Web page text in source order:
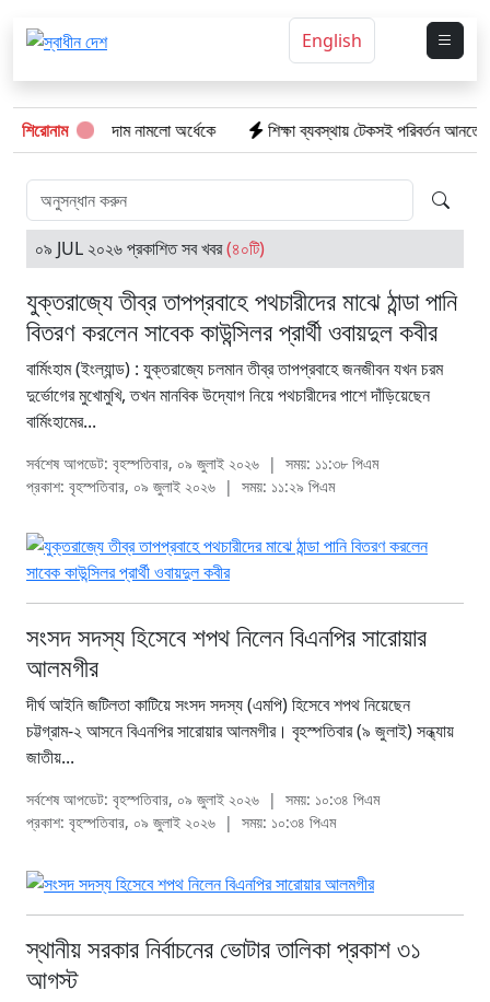
English
শিরোনাম
মরিচ, দাম নামলো অর্ধেকে শিক্ষা ব্যবস্থায় টেকসই পরিবর্তন আনতে সময়
০৯ JUL ২০২৬ প্রকাশিত সব খবর(৪০টি)
যুক্তরাজ্যে তীব্র তাপপ্রবাহে পথচারীদের মাঝে ঠান্ডা পানি
বিতরণ করলেন সাবেক কাউন্সিলর প্রার্থী ওবায়দুল কবীর
বার্মিংহাম (ইংল্যান্ড) : যুক্তরাজ্যে চলমান তীব্র তাপপ্রবাহে জনজীবন যখন চরম
দুর্ভোগের মুখোমুখি, তখন মানবিক উদ্যোগ নিয়ে পথচারীদের পাশে দাঁড়িয়েছেন
বার্মিংহামের...
সর্বশেষ আপডেট: বৃহস্পতিবার, ০৯ জুলাই ২০২৬ | সময়: ১১:৩৮ পিএম
প্রকাশ: বৃহস্পতিবার, ০৯ জুলাই ২০২৬ | সময়: ১১:২৯ পিএম
সংসদ সদস্য হিসেবে শপথ নিলেন বিএনপির সারোয়ার
আলমগীর
দীর্ঘ আইনি জটিলতা কাটিয়ে সংসদ সদস্য (এমপি) হিসেবে শপথ নিয়েছেন
চট্টগ্রাম-২ আসনে বিএনপির সারোয়ার আলমগীর। বৃহস্পতিবার (৯ জুলাই) সন্ধ্যায়
জাতীয়...
সর্বশেষ আপডেট: বৃহস্পতিবার, ০৯ জুলাই ২০২৬ | সময়: ১০:৩৪ পিএম
প্রকাশ: বৃহস্পতিবার, ০৯ জুলাই ২০২৬ | সময়: ১০:৩৪ পিএম
স্থানীয় সরকার নির্বাচনের ভোটার তালিকা প্রকাশ ৩১
আগস্ট